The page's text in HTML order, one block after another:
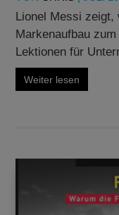
Lionel Messi zeigt,
Markenaufbau
Lektionen für
Weiter lesen